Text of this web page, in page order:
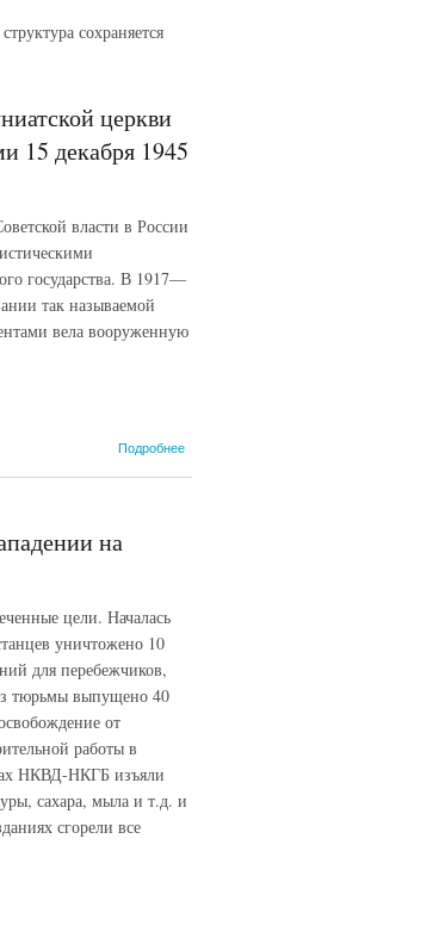
сохраняется
церкви
15 декабря 1945
власти в России
государства. В 1917—
так называемой
вела вооруженную
Подробнее
на
цели. Началась
уничтожено 10
для перебежчиков,
тюрьмы выпущено 40
от
работы в
НКВД-НКГБ изъяли
сахара, мыла и т.д. и
сгорели все